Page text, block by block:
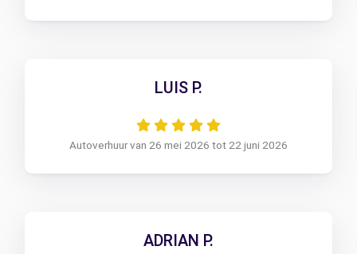
LUIS P.
Autoverhuur van 26 mei 2026 tot 22 juni 2026
ADRIAN P.